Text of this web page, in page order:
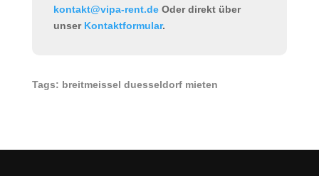
kontakt@vipa-rent.deOder direkt über
unser Kontaktformular.
Tags: breitmeissel duesseldorf mieten